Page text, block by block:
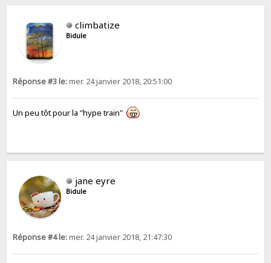
climbatize
Bidule
Réponse #3 le:mer. 24 janvier 2018, 20:51:00
Un peu tôt pour la "hype train"
jane eyre
Bidule
Réponse #4 le:mer. 24 janvier 2018, 21:47:30